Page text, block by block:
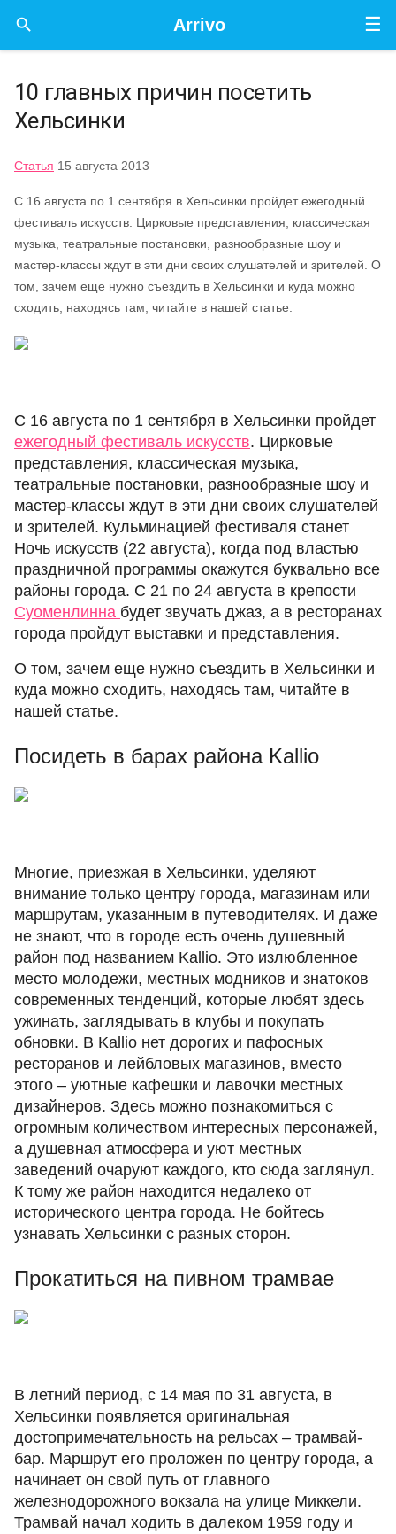
☰
Arrivo

10 главных причин посетить
Хельсинки
Статья 15 августа 2013
С 16 августа по 1 сентября в Хельсинки пройдет ежегодный
фестиваль искусств. Цирковые представления, классическая
музыка, театральные постановки, разнообразные шоу и
мастер-классы ждут в эти дни своих слушателей и зрителей. О
том, зачем еще нужно съездить в Хельсинки и куда можно
сходить, находясь там, читайте в нашей статье.
С 16 августа по 1 сентября в Хельсинки пройдет
ежегодный фестиваль искусств. Цирковые
представления, классическая музыка,
театральные постановки, разнообразные шоу и
мастер-классы ждут в эти дни своих слушателей
и зрителей. Кульминацией фестиваля станет
Ночь искусств (22 августа), когда под властью
праздничной программы окажутся буквально все
районы города. С 21 по 24 августа в крепости
Суоменлинна будет звучать джаз, а в ресторанах
города пройдут выставки и представления.
О том, зачем еще нужно съездить в Хельсинки и
куда можно сходить, находясь там, читайте в
нашей статье.
Посидеть в барах района Kallio
Многие, приезжая в Хельсинки, уделяют
внимание только центру города, магазинам или
маршрутам, указанным в путеводителях. И даже
не знают, что в городе есть очень душевный
район под названием Kallio. Это излюбленное
место молодежи, местных модников и знатоков
современных тенденций, которые любят здесь
ужинать, заглядывать в клубы и покупать
обновки. В Kallio нет дорогих и пафосных
ресторанов и лейбловых магазинов, вместо
этого – уютные кафешки и лавочки местных
дизайнеров. Здесь можно познакомиться с
огромным количеством интересных персонажей,
а душевная атмосфера и уют местных
заведений очаруют каждого, кто сюда заглянул.
К тому же район находится недалеко от
исторического центра города. Не бойтесь
узнавать Хельсинки с разных сторон.
Прокатиться на пивном трамвае
В летний период, с 14 мая по 31 августа, в
Хельсинки появляется оригинальная
достопримечательность на рельсах – трамвай-
бар. Маршрут его проложен по центру города, а
начинает он свой путь от главного
железнодорожного вокзала на улице Миккели.
Трамвай начал ходить в далеком 1959 году и